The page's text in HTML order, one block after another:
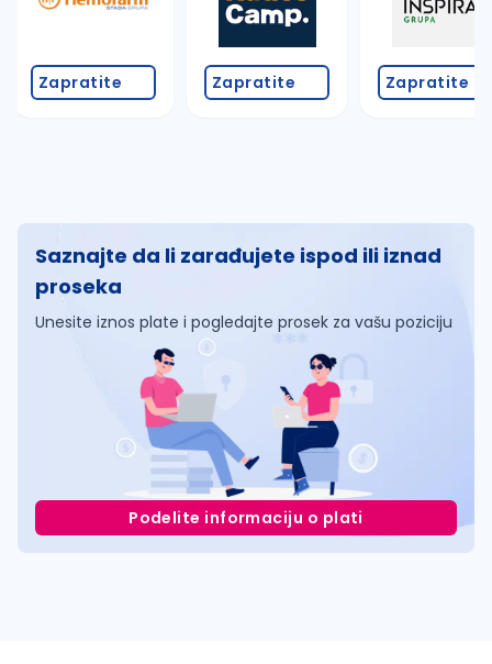
Zapratite Zapratite Zapratite
Saznajte da li zarađujete ispod ili iznad
proseka
Unesite iznos plate i pogledajte prosek za vašu poziciju
Podelite informaciju o plati